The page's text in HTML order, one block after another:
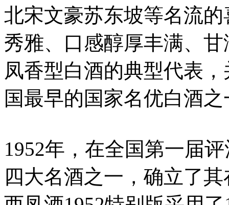
北宋文豪苏东坡等名流
秀雅、口感醇厚丰满、
凤香型白酒的典型代表
国最早的国家名优白酒之
1952年，在全国第一届
四大名酒之一，确立了